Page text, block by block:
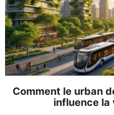
Comment le urban
influence la